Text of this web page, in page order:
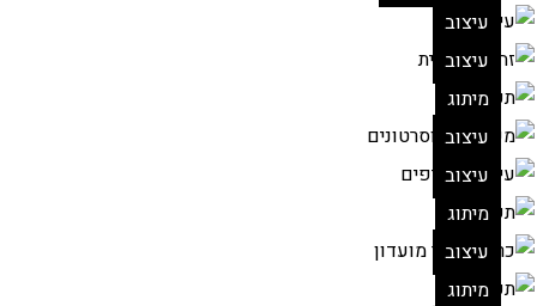
עיצוב
עיצוב
מיתוג
עיצוב
עיצוב
מיתוג
עיצוב
מיתוג